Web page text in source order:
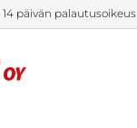
14 päivän palautusoikeus